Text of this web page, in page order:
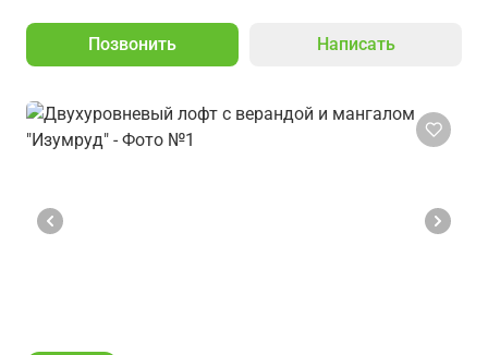
Позвонить Написать